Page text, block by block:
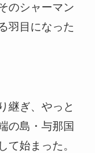
のシャーマン
羽目になった
継ぎ、やっと
の島・与那国
て始まった。